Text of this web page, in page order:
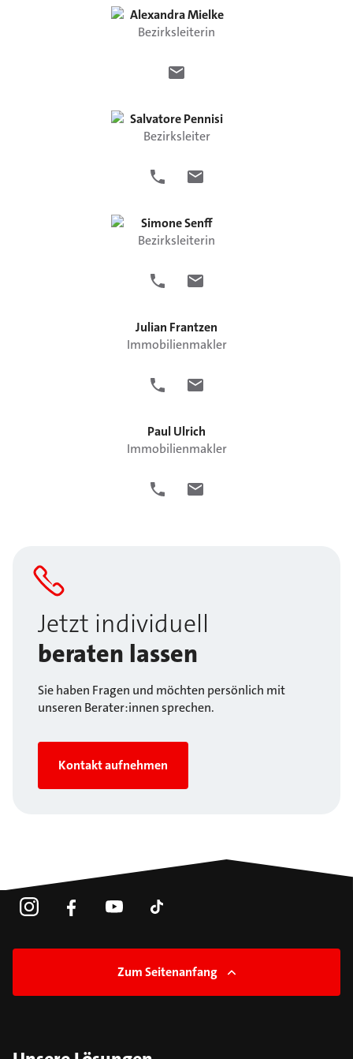
AlexandraMielke
Bezirksleiterin
SalvatorePennisi
Bezirksleiter
SimoneSenff
Bezirksleiterin
Julian Frantzen
Immobilienmakler
PaulUlrich
Immobilienmakler
Jetzt individuell
beraten lassen
Sie haben Fragen und möchten persönlich mit
unseren Berater:innen sprechen.
Kontakt aufnehmen
Zum Seitenanfang